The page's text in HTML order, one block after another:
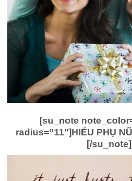
[su_note
radius=”11″]HIỂU PHỤ
[/su_note]